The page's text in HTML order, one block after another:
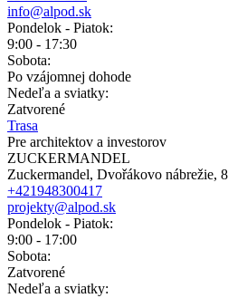
info@alpod.sk
Pondelok - Piatok:
9:00 - 17:30
Sobota:
Po vzájomnej dohode
Nedeľa a sviatky:
Zatvorené
Trasa
Pre architektov a investorov
ZUCKERMANDEL
Zuckermandel, Dvořákovo nábrežie,
+421948300417
projekty@alpod.sk
Pondelok - Piatok:
9:00 - 17:00
Sobota:
Zatvorené
Nedeľa a sviatky: